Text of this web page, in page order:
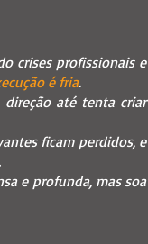
crises profissionais e
é fria.
direção até tenta criar
ficam perdidos, e
e profunda, mas soa